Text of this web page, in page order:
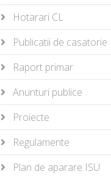
Hotarari CL
Publicatii de casatorie
Raport primar
Anunturi publice
Proiecte
Regulamente
Plan de aparare ISU